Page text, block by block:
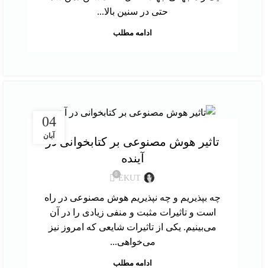
حتی در سنین بالا...
ادامه مطلب
04
آبان
متفرقه
تاثیر هوش مصنوعی بر کتابخوانی در
آینده
EKUT
0
چه بپذیریم و چه نپذیریم هوش مصنوعی در راه
است و تاثیرات مثبت و منفی زیادی را در آن
می‌بینیم. یکی از تاثیرات شایعی که امروز نیز
می‌خواهی...
ادامه مطلب